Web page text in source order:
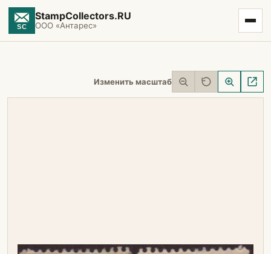
StampCollectors.RU
ООО «Антарес»
Изменить масштаб